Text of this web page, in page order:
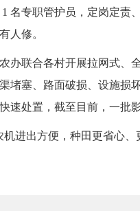
名专职管护员，定岗定
人修。
办联合各村开展拉网式、
堵塞、路面破损、设施
速处置，截至目前，一批
进出方便，种田更省心